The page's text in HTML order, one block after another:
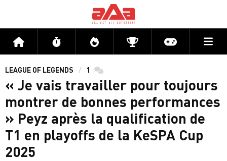
Accueil Flux Directs CompétitionsActu jeux
LEAGUE OF LEGENDS 1 commentaires
« Je vais travailler pour toujours
montrer de bonnes performances
» Peyz après la qualification de
T1 en playoffs de la KeSPA Cup
2025